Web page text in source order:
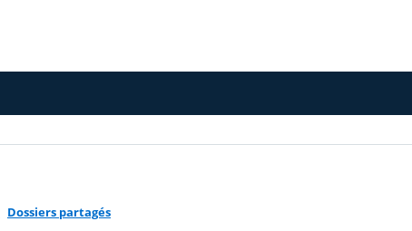
Dossiers partagés